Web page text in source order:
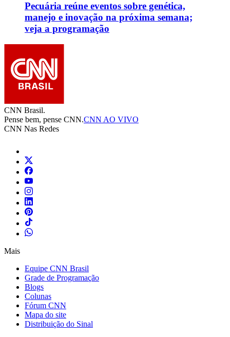
Pecuária reúne eventos sobre genética,
manejo e inovação na próxima semana;
veja a programação
CNN Brasil.
Pense bem, pense CNN.CNN AO VIVO
CNN Nas Redes
Mais
Equipe CNN Brasil
Grade de Programação
Blogs
Colunas
Fórum CNN
Mapa do site
Distribuição do Sinal